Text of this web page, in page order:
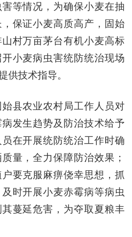
等情况，为确保小麦在抽
保证小麦高质高产，固始
村万亩茅台有机小麦高标
小麦病虫害统防统治现场
供技术指导。
农业农村局工作人员对
发生趋势及防治技术给予
在开展统防统治工作时确
量，全力保障防治效果；
要克服麻痹侥幸思想，抓
时开展小麦赤霉病等病虫
蔓延危害，为夺取夏粮丰